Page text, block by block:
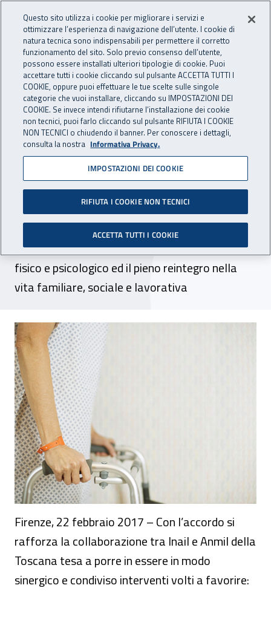
INAIL - Istituto Nazionale
Apri cerca
Navigazione principale
Navigazione - Ti trovi in:
Home Inail comunica News
24 febbraio 2017
Firenze, accordo Inail e
Anmil Toscana
Al centro dell’intesa la presa in carico del
lavoratore infortunato per garantire il recupero
fisico e psicologico ed il pieno reintegro nella
vita familiare, sociale e lavorativa
Firenze, accordo Inail e Anmil Toscana
Firenze, 22 febbraio 2017 – Con l’accordo si
rafforza la collaborazione tra Inail e Anmil della
Toscana tesa a porre in essere in modo
sinergico e condiviso interventi volti a favorire:
Questo sito utilizza i cookie per migliorare i servizi e
ottimizzare l’esperienza di navigazione dell’utente. I cookie di
natura tecnica sono indispensabili per permettere il corretto
funzionamento del sito. Solo previo consenso dell’utente,
possono essere installati ulteriori tipologie di cookie. Puoi
accettare tutti i cookie cliccando sul pulsante ACCETTA TUTTI I
COOKIE, oppure puoi effettuare le tue scelte sulle singole
categorie che vuoi installare, cliccando su IMPOSTAZIONI DEI
COOKIE. Se invece intendi rifiutarne l’installazione dei cookie
non tecnici, puoi farlo cliccando sul pulsante RIFIUTA I COOKIE
NON TECNICI o chiudendo il banner. Per conoscere i dettagli,
consulta la nostra Informativa Privacy.
IMPOSTAZIONI DEI COOKIE
RIFIUTA I COOKIE NON TECNICI
ACCETTA TUTTI I COOKIE